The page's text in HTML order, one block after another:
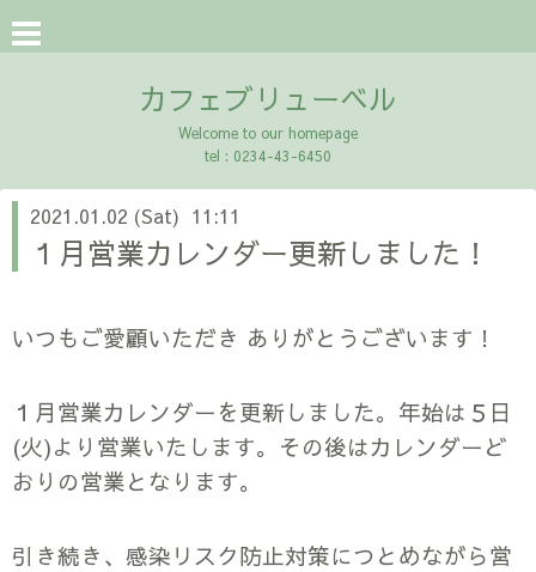
カフェブリューベル
Welcome to our homepage
tel : 0234-43-6450
2021.01.02 (Sat) 11:11
１月営業カレンダー更新しました！
いつもご愛顧いただき ありがとうございます！
１月営業カレンダーを更新しました。年始は５日
(火)より営業いたします。その後はカレンダーど
おりの営業となります。
引き続き、感染リスク防止対策につとめながら営